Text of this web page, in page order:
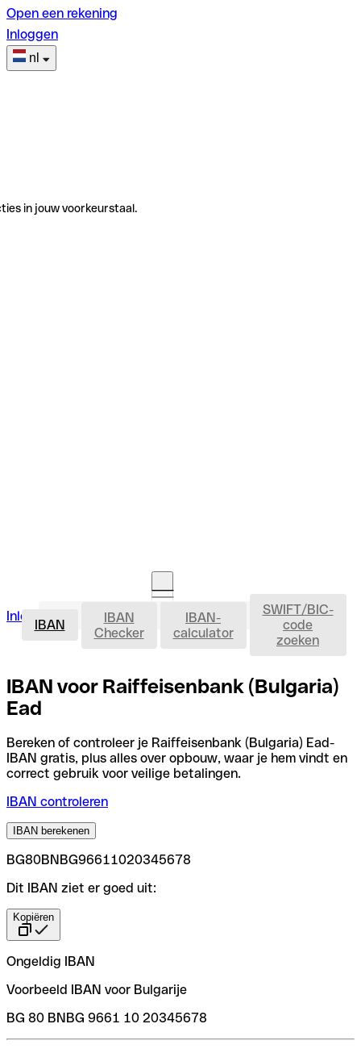
Open een rekening
Inloggen
nl
in jouw voorkeurstaal.
Inloggen Rekening openen IBAN
IBAN
IBAN
Checker
IBAN-
calculator
SWIFT/BIC-
code
zoeken
IBAN voor Raiffeisenbank (Bulgaria)
Ead
Bereken of controleer je Raiffeisenbank (Bulgaria) Ead-
IBAN gratis, plus alles over opbouw, waar je hem vindt en
correct gebruik voor veilige betalingen.
IBAN controleren
IBAN berekenen
BG80BNBG96611020345678
Dit IBAN ziet er goed uit:
Kopiëren
Ongeldig IBAN
Voorbeeld IBAN voor Bulgarije
BG 80 BNBG 9661 10 20345678